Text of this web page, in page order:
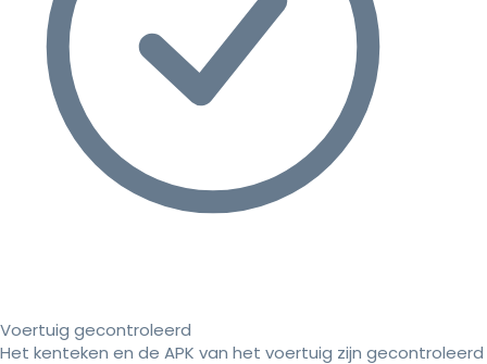
Voertuig gecontroleerd
Het kenteken en de APK van het voertuig zijn gecontroleerd